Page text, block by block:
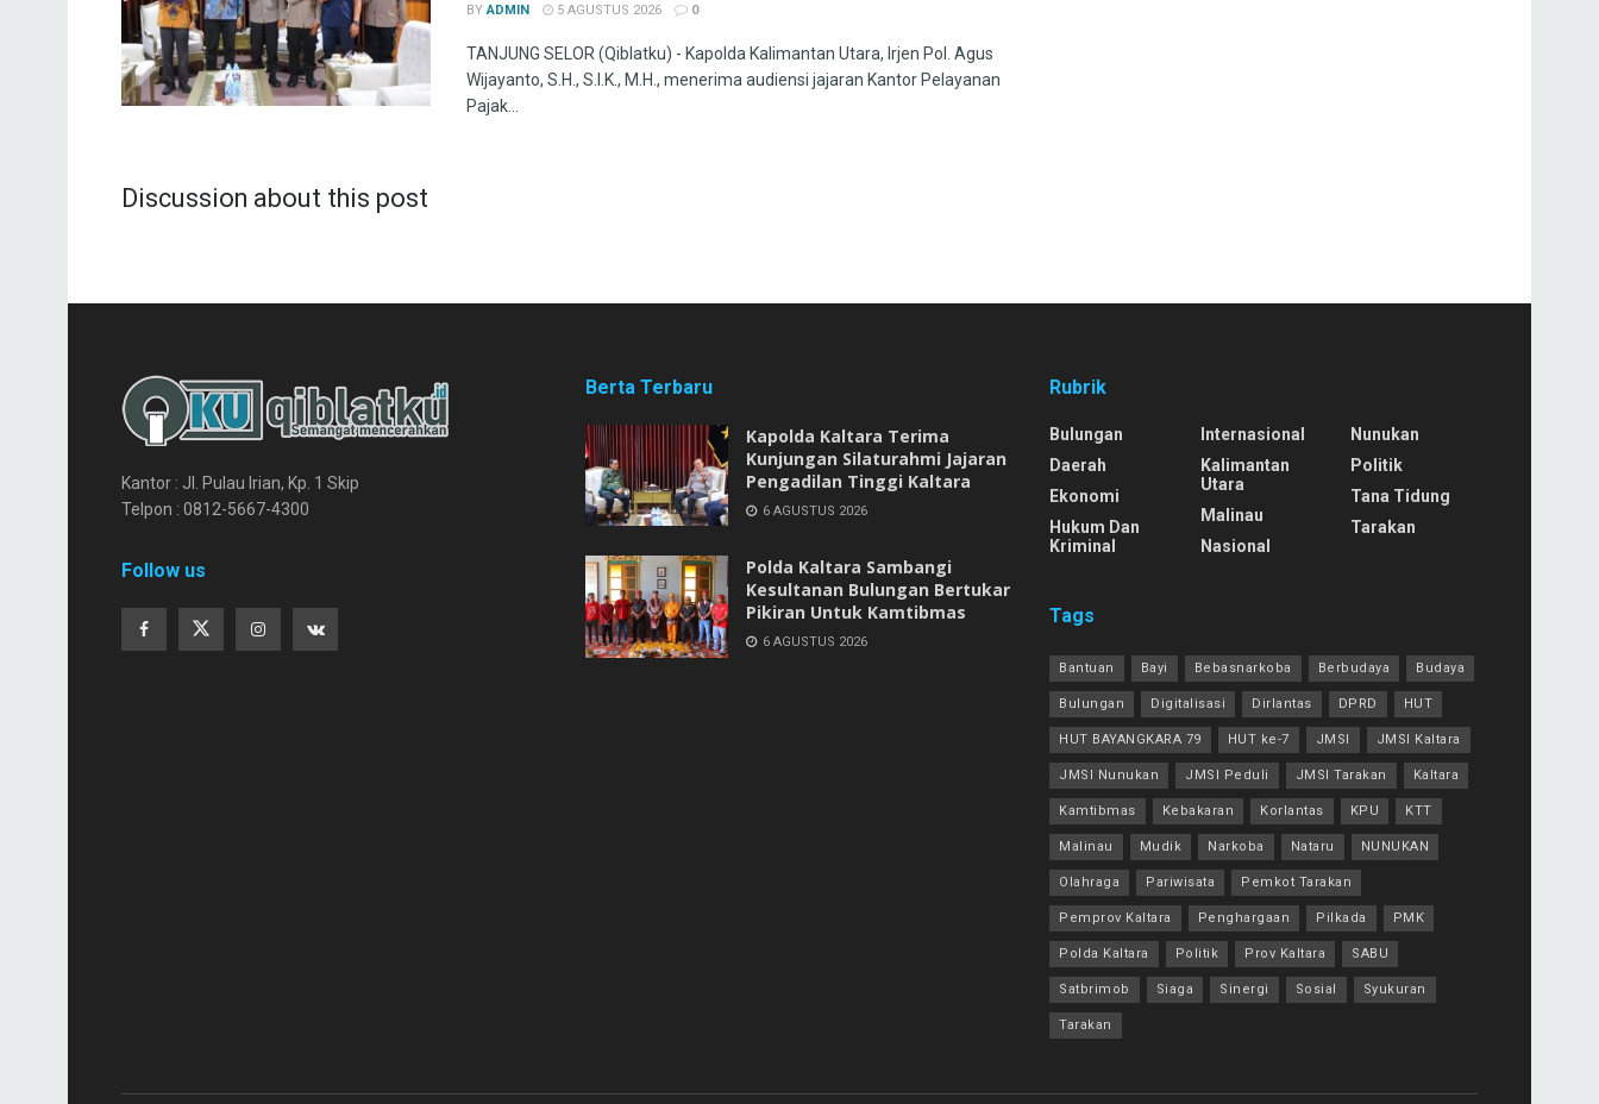
BY ADMIN 5 AGUSTUS 2026 0
TANJUNG SELOR (Qiblatku) - Kapolda Kalimantan Utara, Irjen Pol. Agus
Wijayanto, S.H., S.I.K., M.H., menerima audiensi jajaran Kantor Pelayanan
Pajak...
Discussion about this post
Kantor : Jl. Pulau Irian, Kp. 1 Skip
Telpon : 0812-5667-4300
Follow us
Berta Terbaru
Kapolda Kaltara Terima
Kunjungan Silaturahmi Jajaran
Pengadilan Tinggi Kaltara
6 AGUSTUS 2026
Polda Kaltara Sambangi
Kesultanan Bulungan Bertukar
Pikiran Untuk Kamtibmas
6 AGUSTUS 2026
Rubrik
Bulungan
Daerah
Ekonomi
Hukum Dan
Kriminal
Internasional
Kalimantan
Utara
Malinau
Nasional
Nunukan
Politik
Tana Tidung
Tarakan
Tags
Bantuan Bayi Bebasnarkoba Berbudaya Budaya
Bulungan Digitalisasi Dirlantas DPRD HUT
HUT BAYANGKARA 79 HUT ke-7 JMSI JMSI Kaltara
JMSI Nunukan JMSI Peduli JMSI Tarakan Kaltara
Kamtibmas Kebakaran Korlantas KPU KTT
Malinau Mudik Narkoba Nataru NUNUKAN
Olahraga Pariwisata Pemkot Tarakan
Pemprov Kaltara Penghargaan Pilkada PMK
Polda Kaltara Politik Prov Kaltara SABU
Satbrimob Siaga Sinergi Sosial Syukuran
Tarakan